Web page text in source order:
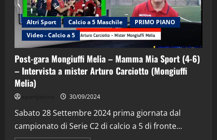
Altri Sport Calcio a 5 Maschile
PRIMO PIANO
Video - Calcio a 5
Post-gara Mongiuffi Melia – Mamma Mia Sport (4-6)
– Intervista a mister Arturo Carciotto (Mongiuffi
Melia)
30/09/2024
Sabato 28 Settembre 2024 prima giornata dal
campionato di Serie C2 di calcio a 5 di fronte...
2
“SportEmpire” in Podcast: 29^ Puntata
(Martedi 28 Aprile 2026)
28/04/2026